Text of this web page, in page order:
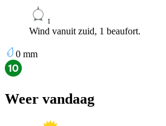
1
Wind vanuit zuid, 1 beaufort.
0 mm
Weer vandaag